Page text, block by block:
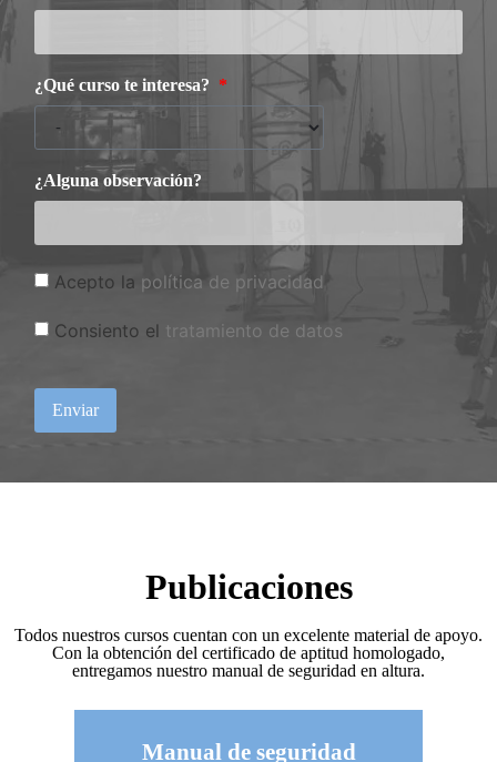
¿Qué curso te interesa?
¿Alguna observación?
Acepto la política de privacidad
Consiento el tratamiento de datos
Enviar
Publicaciones
Todos nuestros cursos cuentan con un excelente material de apoyo.
Con la obtención del certificado de aptitud homologado,
entregamos nuestro manual de seguridad en altura.
Manual de seguridad